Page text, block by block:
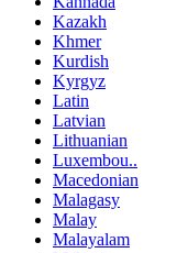
Kazakh
Khmer
Kurdish
Kyrgyz
Latin
Latvian
Lithuanian
Luxembou..
Macedonian
Malagasy
Malay
Malayalam